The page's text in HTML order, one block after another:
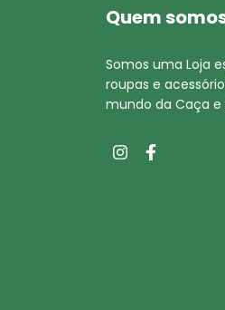
Quem
Somos uma Loja
roupas e
mundo da Caça e